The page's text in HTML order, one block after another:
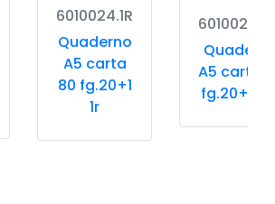
6010024.1R
Quaderno
A5 carta
80 fg.20+1
1r
A5 carta
fg.20+1